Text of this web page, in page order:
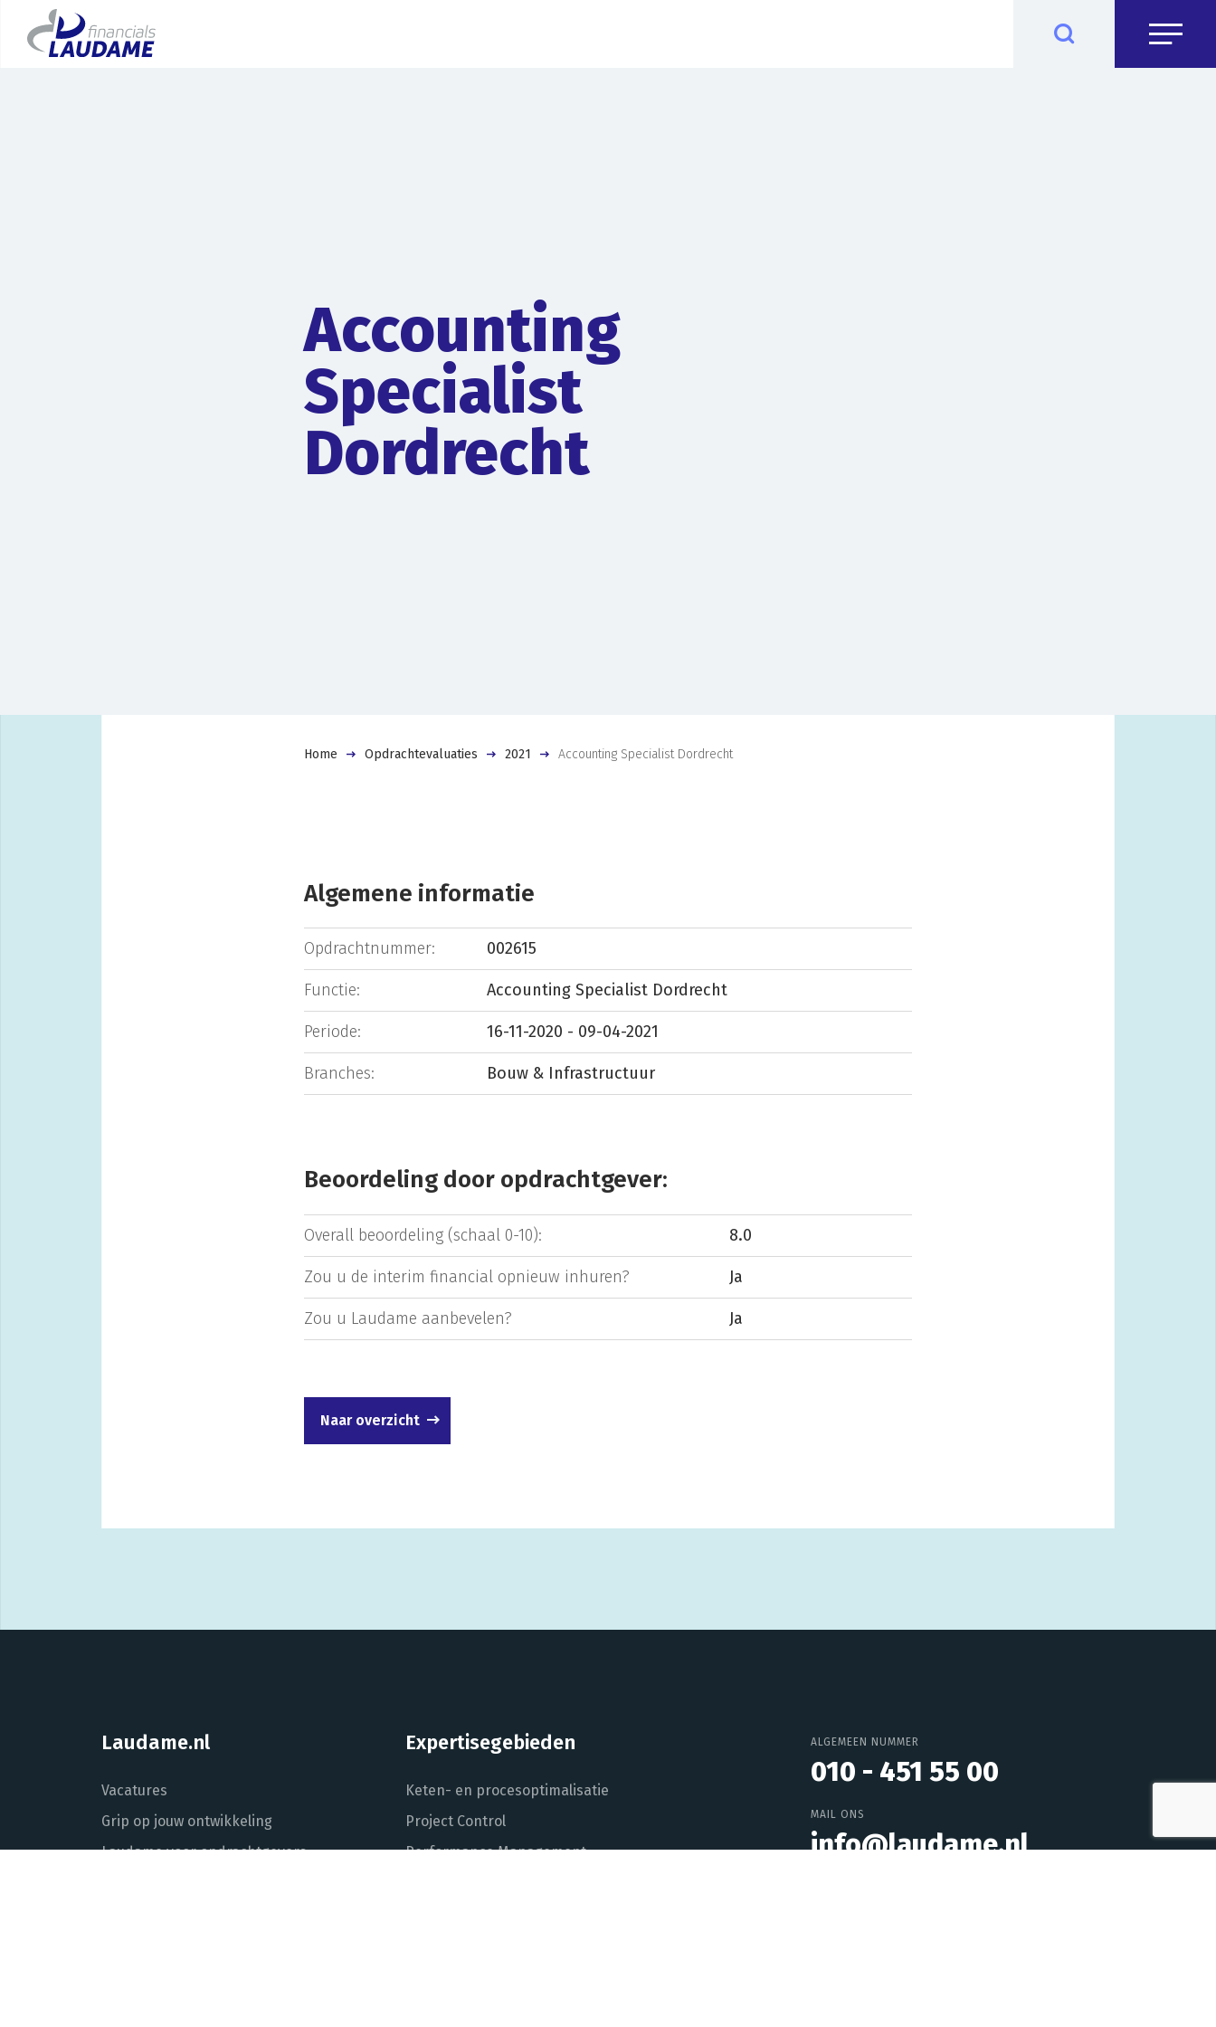
Accounting
Specialist
Dordrecht
Home Opdrachtevaluaties 2021 Accounting Specialist Dordrecht
Algemene informatie
Opdrachtnummer: 002615
Functie: Accounting Specialist Dordrecht
Periode: 16-11-2020 - 09-04-2021
Branches: Bouw & Infrastructuur
Beoordeling door opdrachtgever:
Overall beoordeling (schaal 0-10): 8.0
Zou u de interim financial opnieuw inhuren? Ja
Zou u Laudame aanbevelen? Ja
Naar overzicht
Laudame.nl
Vacatures
Grip op jouw ontwikkeling
Laudame voor opdrachtgevers
Expertisegebieden
Keten- en procesoptimalisatie
Project Control
Performance Management
ALGEMEEN NUMMER
010 - 451 55 00
MAIL ONS
info@laudame.nl